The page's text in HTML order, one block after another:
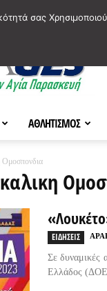
ΑΘΛΗΤΙΣΜΟΣ
Ομοσπονδια
ΕΙΔΗΣΕΙΣ
Σε δυναμικές
Ελλάδος (ΔΟΕ)
σας